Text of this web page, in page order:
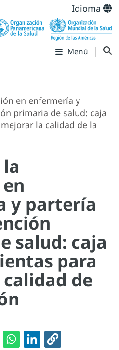
Idioma
Menú
en enfermería y
primaria de salud: caja
la calidad de la
y partería
salud: caja
para
de